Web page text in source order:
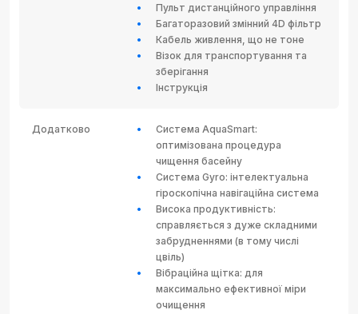
Пульт дистанційного управління
Багаторазовий змінний 4D фільтр
Кабель живлення, що не тоне
Візок для транспортування та
зберігання
Інструкція
Додатково
Система AquaSmart:
оптимізована процедура
чищення басейну
Система Gyro: інтелектуальна
гіроскопічна навігаційна система
Висока продуктивність:
справляється з дуже складними
забрудненнями (в тому числі
цвіль)
Вібраційна щітка: для
максимально ефективної міри
очищення